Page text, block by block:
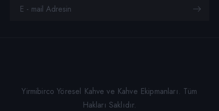
Yirmibirco Yöresel Kahve ve Kahve Ekipmanları. Tüm
Hakları Saklıdır.